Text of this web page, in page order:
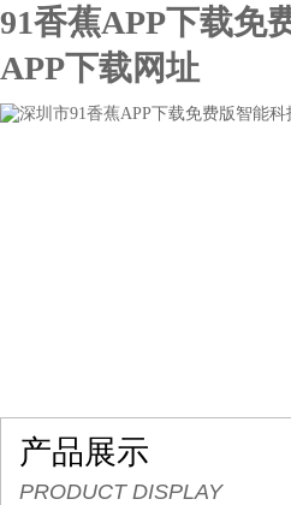
91香蕉APP下载免
APP下载网址
产品展示
PRODUCT DISPLAY